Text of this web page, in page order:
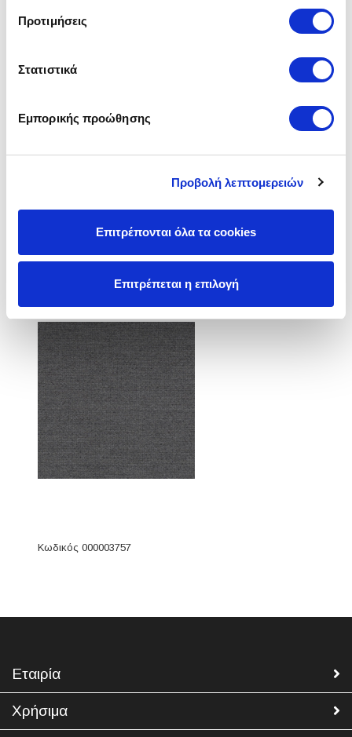
Προτιμήσεις
Στατιστικά
Εμπορικής προώθησης
Προβολή λεπτομερειών
Επιτρέπονται όλα τα cookies
Επιτρέπεται η επιλογή
Pack 1: 170/100/75 cm, weight 65 kg.
Κωδικός 000003757
Εταιρία
Χρήσιμα